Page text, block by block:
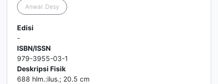
Anwar. Desy
Edisi
-
ISBN/ISSN
979-3955-03-1
Deskripsi Fisik
688 hlm.:ilus.; 20.5 cm